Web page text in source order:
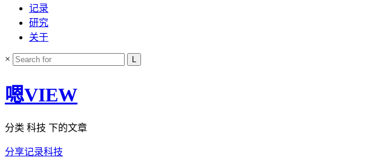
记录
研究
关于
×
嗯VIEW
分类 科技 下的文章
分享记录科技